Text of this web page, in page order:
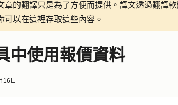
章的翻譯只是為了方便而提供。譯文透過翻譯
可以在這裡存取這些內容。
中使用報價資料
16日